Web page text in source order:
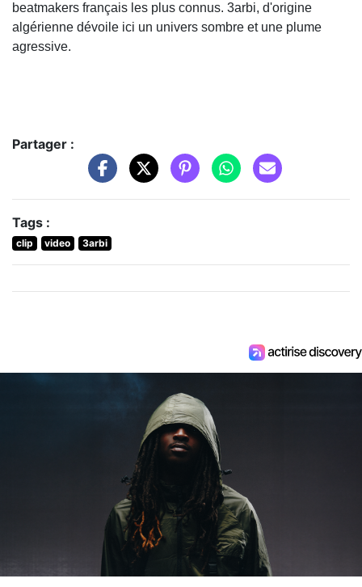
beatmakers français les plus connus. 3arbi, d'origine
algérienne dévoile ici un univers sombre et une plume
agressive.
Partager :
Tags :
clip video 3arbi